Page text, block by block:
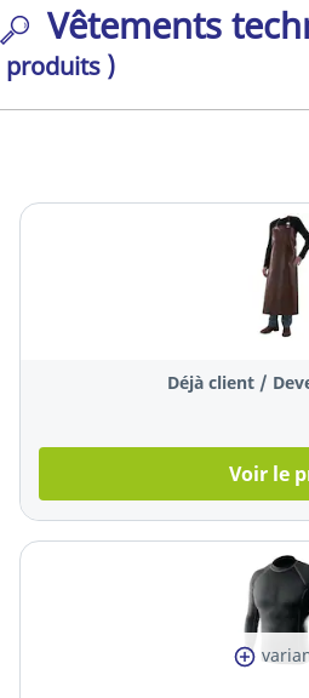
Vêtements
produits )
Déjà client /
Voir le